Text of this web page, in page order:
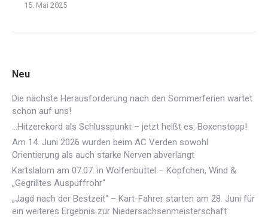
15. Mai 2025
Neu
Die nächste Herausforderung nach den Sommerferien wartet
schon auf uns!
…Hitzerekord als Schlusspunkt – jetzt heißt es: Boxenstopp!
Am 14. Juni 2026 wurden beim AC Verden sowohl
Orientierung als auch starke Nerven abverlangt
Kartslalom am 07.07. in Wolfenbüttel – Köpfchen, Wind &
„Gegrilltes Auspuffrohr“
„Jagd nach der Bestzeit“ – Kart-Fahrer starten am 28. Juni für
ein weiteres Ergebnis zur Niedersachsenmeisterschaft